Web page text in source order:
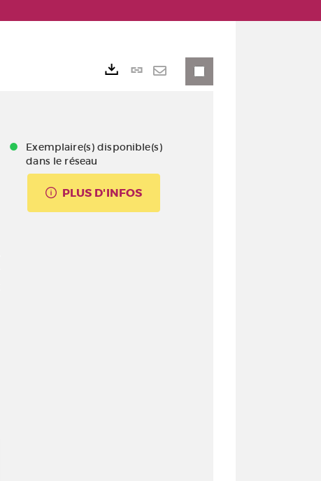
Lien
fenêtre)
mail
Exemplaire(s) disponible(s)
dans le réseau
PLUS D'INFOS